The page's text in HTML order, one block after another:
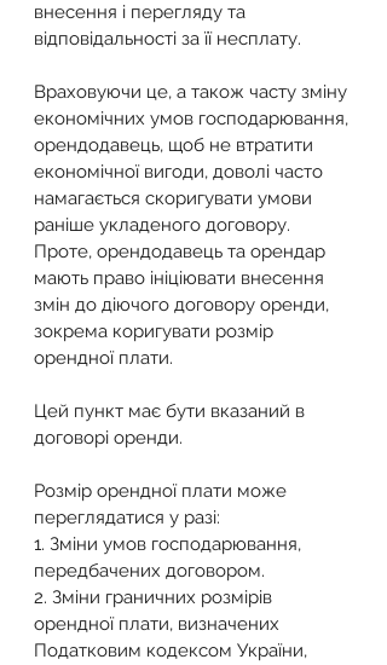
внесення і перегляду та
відповідальності за її несплату.
Враховуючи це, а також часту зміну
економічних умов господарювання,
орендодавець, щоб не втратити
економічної вигоди, доволі часто
намагається скоригувати умови
раніше укладеного договору.
Проте, орендодавець та орендар
мають право ініціювати внесення
змін до діючого договору оренди,
зокрема коригувати розмір
орендної плати.
Цей пункт має бути вказаний в
договорі оренди.
Розмір орендної плати може
переглядатися у разі:
1. Зміни умов господарювання,
передбачених договором.
2. Зміни граничних розмірів
орендної плати, визначених
Податковим кодексом України,